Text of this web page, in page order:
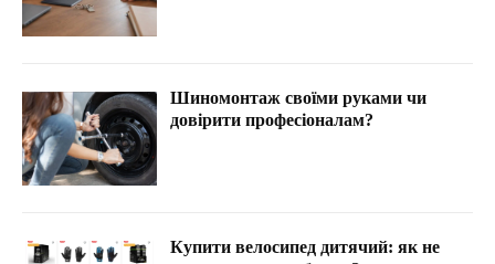
Шиномонтаж своїми руками чи
довірити професіоналам?
Купити велосипед дитячий: як не